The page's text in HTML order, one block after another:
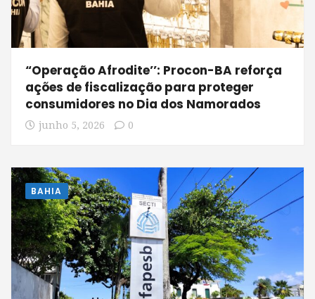
“Operação Afrodite’’: Procon-BA reforça
ações de fiscalização para proteger
consumidores no Dia dos Namorados
junho 5, 2026 0
BAHIA